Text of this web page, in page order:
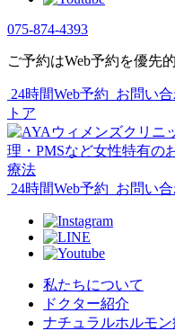
075-874-4393
ご予約はWeb予約を優先
24時間Web予約 お問い
トア
24時間Web予約 お問い
私たちについて
ドクター紹介
ナチュラルホルモ